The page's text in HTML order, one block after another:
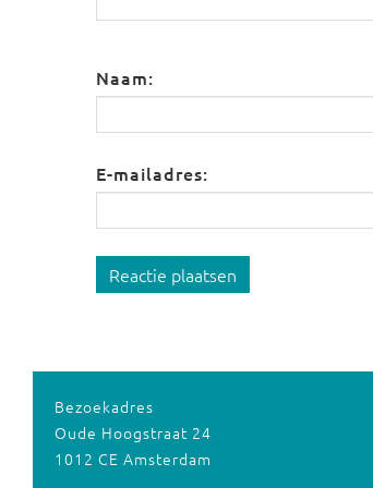
Naam:
E-mailadres:
Reactie plaatsen
Bezoekadres
Oude Hoogstraat 24
1012 CE Amsterdam